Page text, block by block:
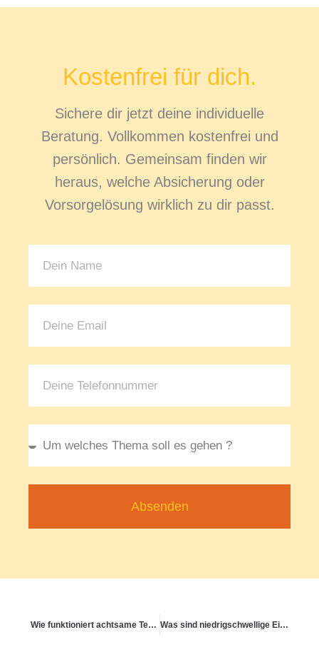
Kostenfrei für dich.
Sichere dir jetzt deine individuelle
Beratung. Vollkommen kostenfrei und
persönlich. Gemeinsam finden wir
heraus, welche Absicherung oder
Vorsorgelösung wirklich zu dir passt.
Absenden
Wie funktioniert achtsame Teamkommunikation? Was sind niedrigschwellige Einstiegsmöglichkeiten für mentale Unterstützung?